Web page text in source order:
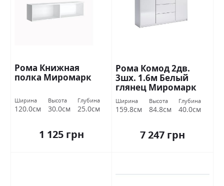
Рома Книжная
полка Миромарк
Ширина
120.0см
Высота
30.0см
Глубина
25.0см
1 125 грн
Рома Комод 2дв.
3шх. 1.6м Белый
глянец Миромарк
Ширина
159.8см
Высота
84.8см
Глубина
40.0см
7 247 грн